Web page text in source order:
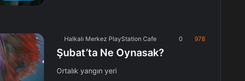
Halkalı Merkez PlayStation Cafe 0 978
Şubat’ta Ne Oynasak?
Ortalık yangın yeri